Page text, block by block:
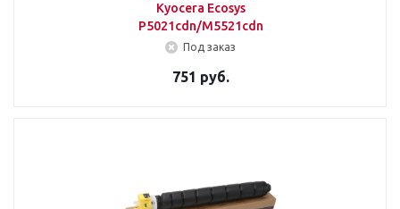
Kyocera Ecosys
P5021cdn/M5521cdn
Под заказ
751 руб.